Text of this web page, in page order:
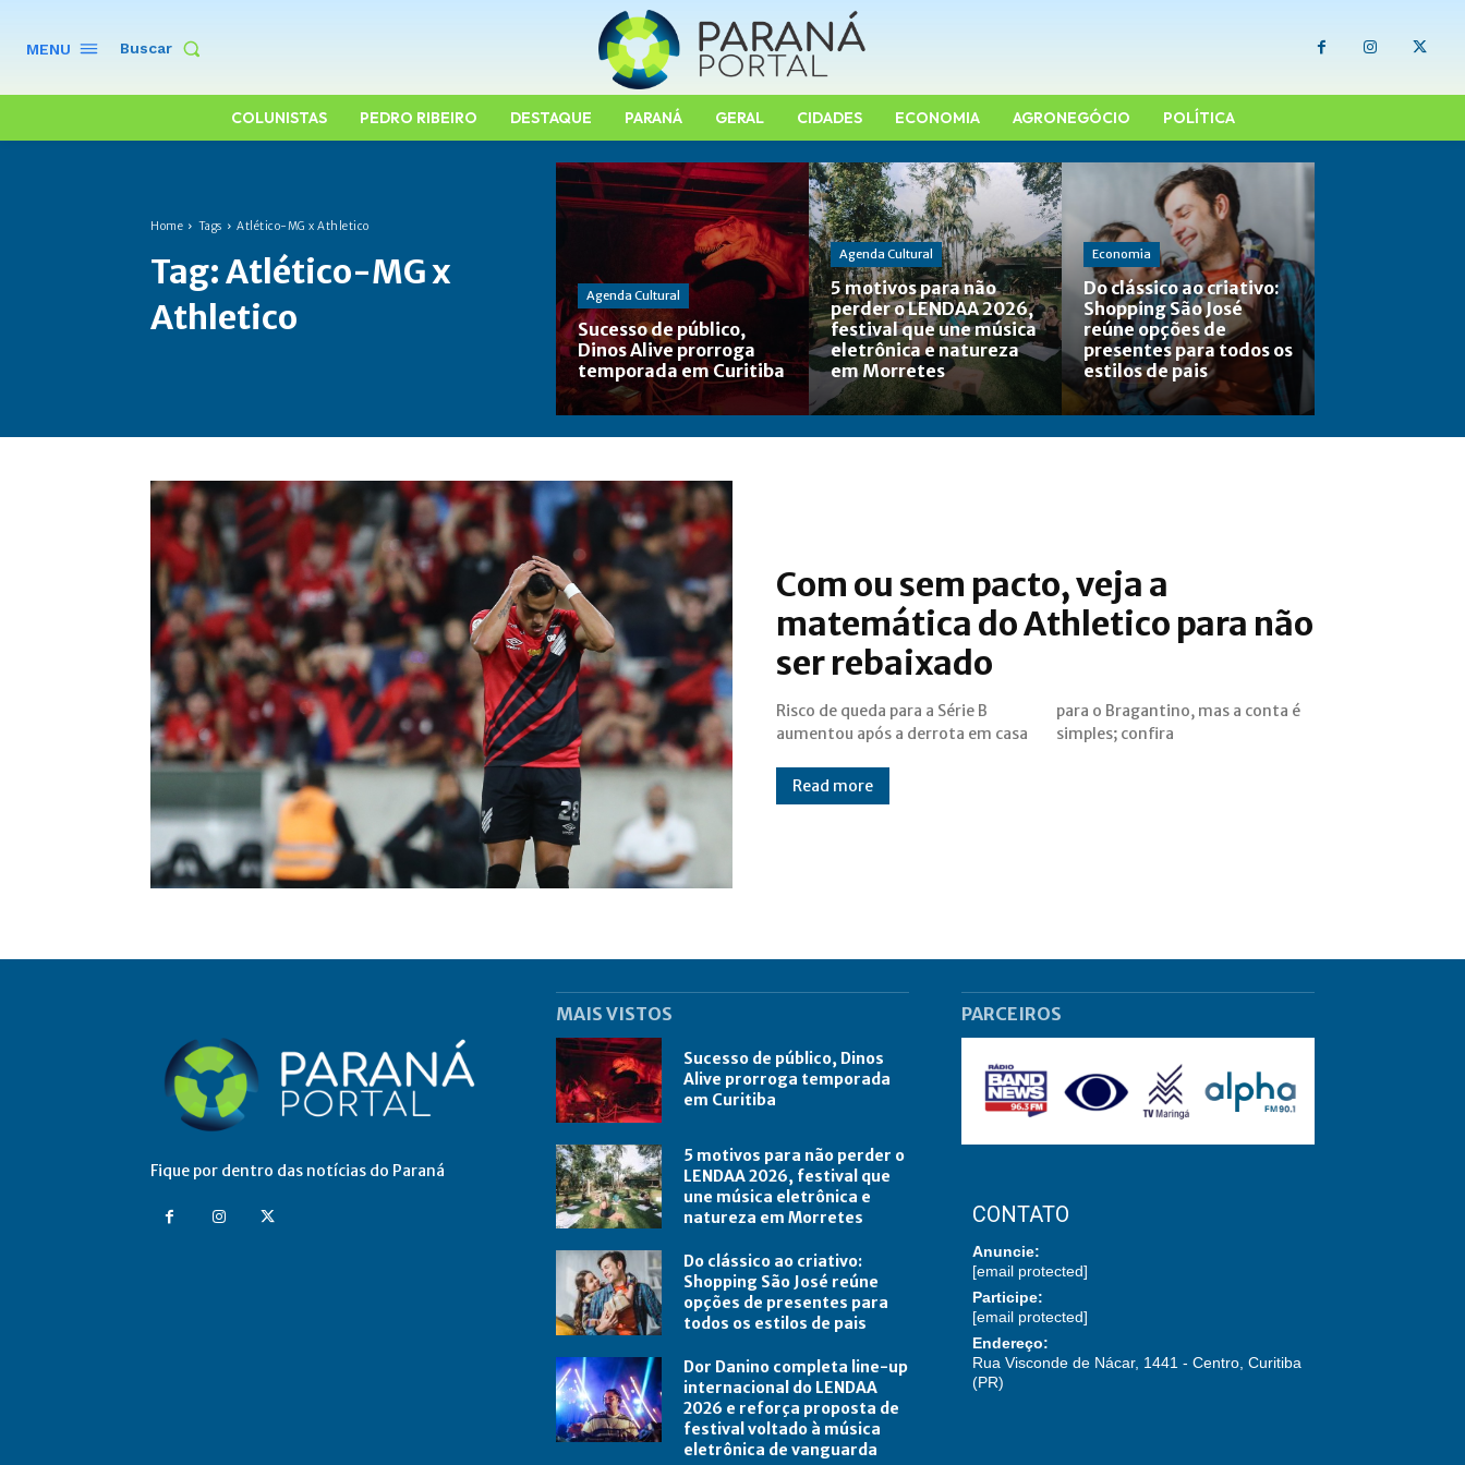
MENU Buscar
COLUNISTAS PEDRO RIBEIRO DESTAQUE PARANÁ GERAL CIDADES ECONOMIA AGRONEGÓCIO POLÍTICA
Home Tags Atlético-MG x Athletico
Tag:Atlético-MG x
Athletico
Agenda Cultural
Sucesso de público,
Dinos Alive prorroga
temporada em Curitiba
Agenda Cultural
5 motivos para não
perder o LENDAA 2026,
festival que une música
eletrônica e natureza
em Morretes
Economia
Do clássico ao criativo:
Shopping São José
reúne opções de
presentes para todos os
estilos de pais
Com ou sem pacto, veja a
matemática do Athletico para não
ser rebaixado
Risco de queda para a Série B
aumentou após a derrota em casa
para o Bragantino, mas a conta é
simples; confira
Read more
Fique por dentro das notícias do Paraná
MAIS VISTOS
Sucesso de público, Dinos
Alive prorroga temporada
em Curitiba
5 motivos para não perder o
LENDAA 2026, festival que
une música eletrônica e
natureza em Morretes
Do clássico ao criativo:
Shopping São José reúne
opções de presentes para
todos os estilos de pais
Dor Danino completa line-up
internacional do LENDAA
2026 e reforça proposta de
festival voltado à música
eletrônica de vanguarda
PARCEIROS
CONTATO
Anuncie:
[email protected]
Participe:
[email protected]
Endereço:
Rua Visconde de Nácar, 1441 - Centro, Curitiba
(PR)